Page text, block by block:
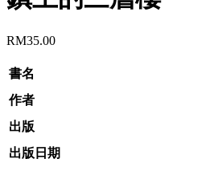
RM35.00
書名
作者
出版
出版日期